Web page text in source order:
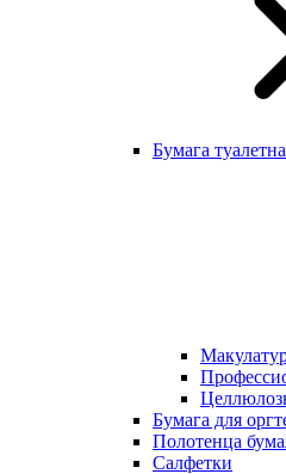
Бумага
Бумага для
Полотенца
Салфетки